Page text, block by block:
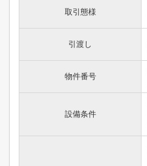
取引態様
引渡し
物件番号
設備条件